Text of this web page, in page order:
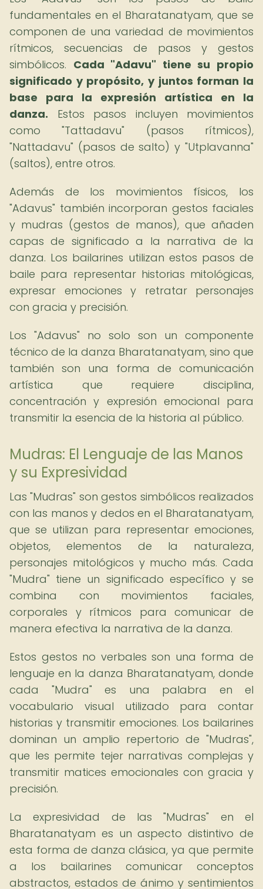
fundamentales en el Bharatanatyam, que se
componen de una variedad de movimientos
rítmicos, secuencias de pasos y gestos
simbólicos. Cada "Adavu" tiene su propio
significado y propósito, y juntos forman la
base para la expresión artística en la
danza. Estos pasos incluyen movimientos
como "Tattadavu" (pasos rítmicos),
"Nattadavu" (pasos de salto) y "Utplavanna"
(saltos), entre otros.
Además de los movimientos físicos, los
"Adavus" también incorporan gestos faciales
y mudras (gestos de manos), que añaden
capas de significado a la narrativa de la
danza. Los bailarines utilizan estos pasos de
baile para representar historias mitológicas,
expresar emociones y retratar personajes
con gracia y precisión.
Los "Adavus" no solo son un componente
técnico de la danza Bharatanatyam, sino que
también son una forma de comunicación
artística que requiere disciplina,
concentración y expresión emocional para
transmitir la esencia de la historia al público.
Mudras: El Lenguaje de las Manos
y su Expresividad
Las "Mudras" son gestos simbólicos realizados
con las manos y dedos en el Bharatanatyam,
que se utilizan para representar emociones,
objetos, elementos de la naturaleza,
personajes mitológicos y mucho más. Cada
"Mudra" tiene un significado específico y se
combina con movimientos faciales,
corporales y rítmicos para comunicar de
manera efectiva la narrativa de la danza.
Estos gestos no verbales son una forma de
lenguaje en la danza Bharatanatyam, donde
cada "Mudra" es una palabra en el
vocabulario visual utilizado para contar
historias y transmitir emociones. Los bailarines
dominan un amplio repertorio de "Mudras",
que les permite tejer narrativas complejas y
transmitir matices emocionales con gracia y
precisión.
La expresividad de las "Mudras" en el
Bharatanatyam es un aspecto distintivo de
esta forma de danza clásica, ya que permite
a los bailarines comunicar conceptos
abstractos, estados de ánimo y sentimientos